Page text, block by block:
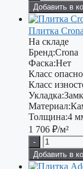
Добавить в
Плитка
На складе
Бренд:Crona
Фаска:Нет
Класс
Класс
Укладка:
Материал:
Толщина:4
1 706 ₽/м²
-
Добавить в